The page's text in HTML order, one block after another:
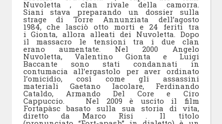
Nuvoletta , clan rivale della camorra.
Siani stava preparando un dossier sulla
strage di Torre Annunziata dell’agosto
1984, che lasciò otto morti e 24 feriti tra
i Gionta, allora alleati dei Nuvoletta. Dopo
il massacro le tensioni tra i due clan
erano aumentate. Nel 2000 Angelo
Nuvoletta, Valentino Gionta e Luigi
Baccante sono stati condannati in
contumacia all’ergastolo per aver ordinato
l’omicidio, così come gli assassini
materiali Gaetano Iacolare, Ferdinando
Cataldo, Armando Del Core e Ciro
Cappuccio. Nel 2009 è uscito il film
Fortapàsc basato sulla sua storia di vita,
diretto da Marco Risi . Il titolo